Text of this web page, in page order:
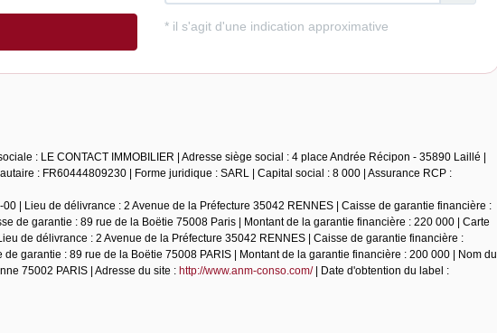
: LE CONTACT IMMOBILIER | Adresse siège social : 4 place Andrée Récipon - 35890 Laillé |
: FR60444809230 | Forme juridique : SARL | Capital social : 8 000 | Assurance RCP :
| Lieu de délivrance : 2 Avenue de la Préfecture 35042 RENNES | Caisse de garantie financière :
de garantie : 89 rue de la Boëtie 75008 Paris | Montant de la garantie financière : 220 000 | Carte
de délivrance : 2 Avenue de la Préfecture 35042 RENNES | Caisse de garantie financière :
garantie : 89 rue de la Boëtie 75008 PARIS | Montant de la garantie financière : 200 000 | Nom du
75002 PARIS | Adresse du site : http://www.anm-conso.com/| Date d'obtention du label :